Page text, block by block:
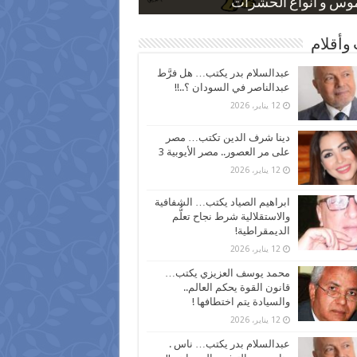
و أنواع الحشرات
بعد ارتفاع الأسعار
نسبة الطلاق في مصر
كاركاتيرية
كاركاتيرية
وأقلام
عبدالسلام بدر يكتب… هل فرَّط
عبدالناصر في السودان ؟..!!
12 يناير، 2026
دينا شرف الدين تكتب… مصر
على مر العصور.. مصر الأيوبية 3
12 يناير، 2026
ابراهيم الصياد يكتب… الشفافية
والاستقلالية شرط نجاح تعلُّم
الديمقراطية!
12 يناير، 2026
محمد يوسف العزيزي يكتب…
قانون القوة يحكم العالم..
والسيادة يتم اختطافها !
12 يناير، 2026
عبدالسلام بدر يكتب… ناس .